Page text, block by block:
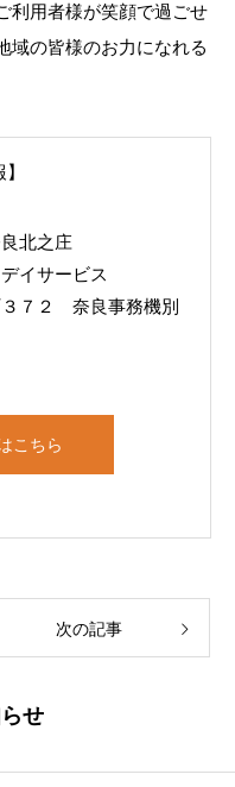
利用者様が笑顔で過ごせ
域の皆様のお力になれる
北之庄
イサービス
７２ 奈良事務機別
こちら
次の記事
せ